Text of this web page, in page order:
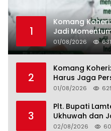
1
Komang
Jadi
Lampung
01/08/2026 631
2
Komang
Harus Jaga
Lampung
01/08/2026
3
Plt. Bupati
Ukhuwah dan
02/08/2026